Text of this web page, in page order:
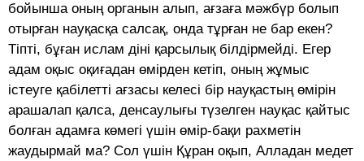
бойынша оның органын алып, ағзаға мәжбүр болып
отырған науқасқа салсақ, онда тұрған не бар екен?
Тіпті, бұған ислам діні қарсылық білдірмейді. Егер
адам оқыс оқиғадан өмірден кетіп, оның жұмыс
істеуге қабілетті ағзасы келесі бір нау­қастың өмірін
арашалап қалса, денсаулығы түзелген науқас қайтыс
болған адамға көмегі үшін өмір-бақи рахметін
жаудырмай ма? Сол үшін Құран оқып, Алладан медет